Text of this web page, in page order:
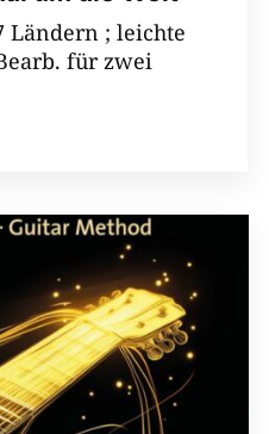
Ländern ; leichte
für zwei